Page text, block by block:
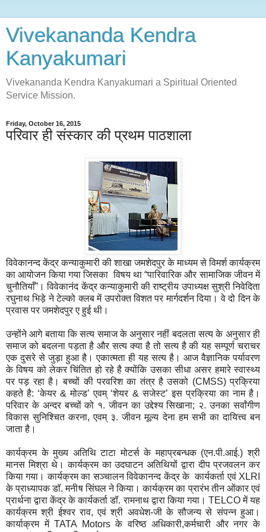
Vivekananda Kendra
Kanyakumari
Vivekananda Kendra Kanyakumari a Spiritual Oriented
Service Mission.
Friday, October 16, 2015
परिवार ही संस्कार की प्रथम पाठशाला
विवेकानन्द केंद्र कन्याकुमारी की शाखा जमशेदपुर के माध्यम से विमर्श कार्यक्रम
का आयोजन किया गया जिसका विषय था “पारिवारिक और सामाजिक जीवन में
चुनौतियाँ”। विवेकानंद केंद्र कन्याकुमारी की राष्ट्रीय उपाध्यक्ष सुश्री निवेदिता
रघुनाथ भिड़े ने टेल्को क्लब में उपरोक्त विशत पर मार्गदर्शन दिया। वे दो दिन के
प्रवास पर जमशेदपुर ए हुई थी।
उन्होंने आगे बताया कि सत्य समाज के अनुसार नहीं बदलता सत्य के अनुसार ही
समाज को बदलना पड़ता है और सत्य क्या है तो सत्य है की यह सम्पूर्ण चराचर
एक दुसरे से जुड़ा हुआ है। एकात्मता ही यह सत्य है। आज वैज्ञानिक पर्यावरण
के विषय को लेकर चिंतित हो रहे है क्योंकि उसका सीधा असर हमारे स्वास्थ्य
पर पड़ रहा है। बच्चों की परवरिश का तंत्र है उसको (CMSS) प्रक्रिया
कहते है: ‘केयर & मोल्ड’ एवम् ‘शेयर & सजेस्ट’ इस प्रक्रिया का नाम है।
परिवार के अन्दर बच्चों को १. जीवन का उद्देश्य सिखाना; २. उनका सर्वांगीण
विकास सुनिश्चित करना, एवम् ३. जीवन मूल्य देना हम सभी का दायित्त्व बन
जाता है।
कार्यक्रम के मुख्य अतिथि टाटा मोटर्स के महाप्रबन्धक (एन.पी.आई.) श्री
मानस मिश्रा थे। कार्यक्रम का उदघाटन अतिथियों द्वारा दीप प्रजवलन कर
किया गया। कार्यक्रम का सञ्चालन विवेकानन्द केंद्र के कार्यकर्ता एवं XLRI
के प्राध्यापक डॉ. मनीष सिंघल ने किया। कार्यक्रम का प्रारंभ तीन ओंकार एवं
प्रार्थना द्वारा केंद्र के कार्यकर्ता डॉ. रामनाथ द्वारा किया गया। TELCO में यह
कार्यक्रम श्री ईश्वर राव, एवं श्री अवधेश-जी के सौजन्य से संपन्न हुआ।
कार्याक्रम में TATA Motors के वरिष्ठ अधिकारी,कर्मचारी और नगर के